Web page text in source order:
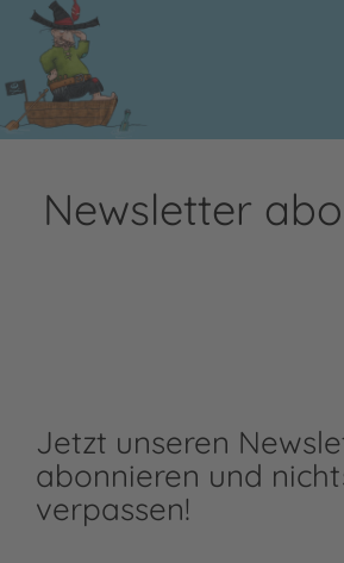
Newsletter
Jetzt unseren
abonnieren und
verpassen!